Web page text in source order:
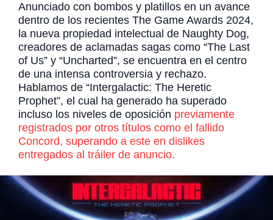
Anunciado con bombos y platillos en un avance
dentro de los recientes The Game Awards 2024,
la nueva propiedad intelectual de Naughty Dog,
creadores de aclamadas sagas como “The Last
of Us” y “Uncharted”, se encuentra en el centro
de una intensa controversia y rechazo.
Hablamos de “Intergalactic: The Heretic
Prophet”, el cual ha generado ha superado
incluso los niveles de oposición previamente
registrados por otros títulos como el fallido
Concord, superando a este en dislikes
entregados al tráiler de anuncio.